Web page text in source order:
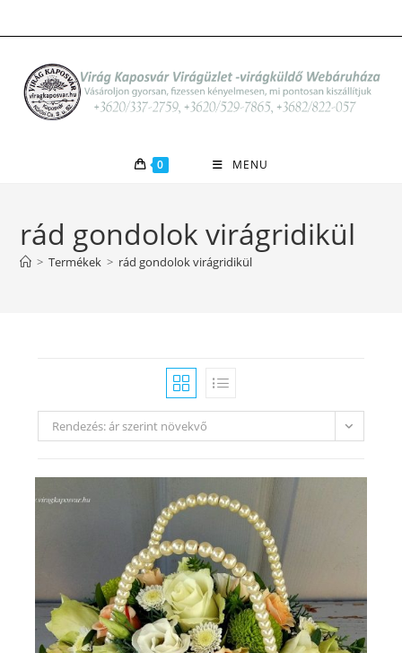
to
0 MENU
rád gondolok virágridikül
> Termékek > rád gondolok virágridikül
Rendezés: ár szerint növekvő